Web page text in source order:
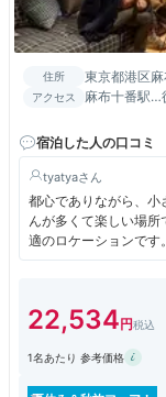
住所 東京都港区
アクセス
麻布十番駅…
宿泊した人の口コミ
tyatya
都心でありながら、小
んが多くて楽しい場
適のロケーションです
す。部屋の中にハンギ
22,534
1名あたり 参考価格